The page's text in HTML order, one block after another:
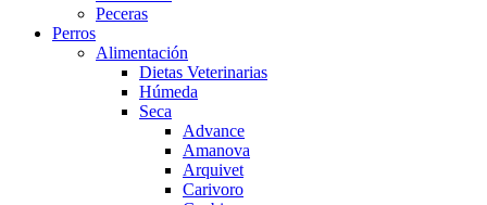
Peceras
Perros
Alimentación
Dietas Veterinarias
Húmeda
Seca
Advance
Amanova
Arquivet
Carivoro